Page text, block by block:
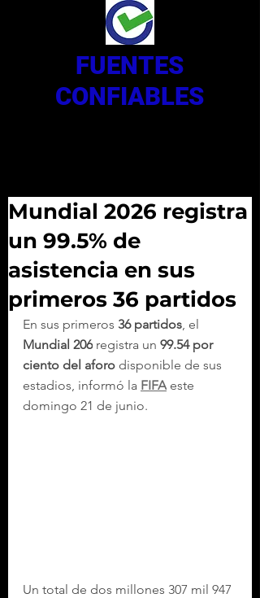
FUENTES
CONFIABLES
Mundial 2026 registra
un 99.5% de
asistencia en sus
primeros 36 partidos
En sus primeros 36 partidos, el
Mundial 206 registra un 99.54 por
ciento del aforo disponible de sus
estadios, informó la FIFA este
domingo 21 de junio.
Un total de dos millones 307 mil 947